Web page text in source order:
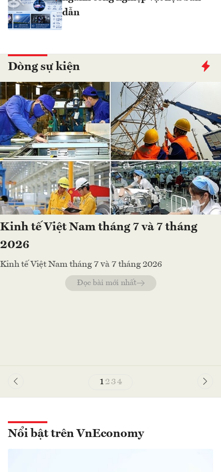
dẫn
Dòng sự kiện
Kinh tế Việt Nam tháng 7 và 7 tháng
2026
Kinh tế Việt Nam tháng 7 và 7 tháng 2026
Đọc bài mới nhất
1 23 4
Nổi bật trên VnEconomy